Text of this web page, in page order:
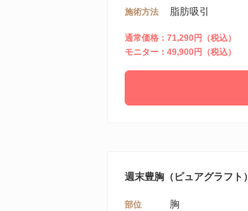
施術方法 脂肪吸引
通常価格：71,290円（税込）
モニター：49,900円（税込）
週末豊胸（ピュアグラフト）
部位 胸